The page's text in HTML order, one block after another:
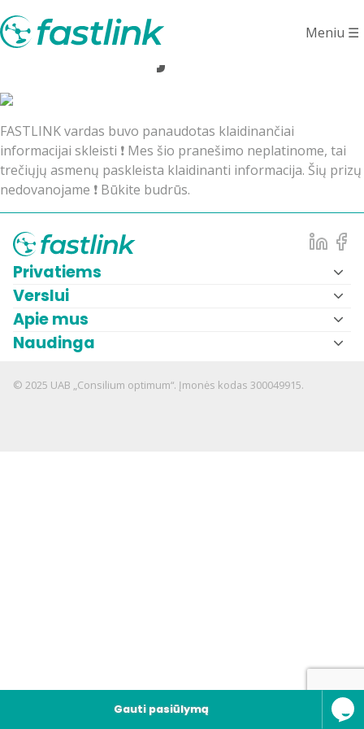
Meniu ☰
Dėmesio! Klaidinanti
informacija.
FASTLINK vardas buvo panaudotas klaidinančiai
informacijai skleisti ❗ Mes šio pranešimo neplatinome, tai
trečiųjų asmenų paskleista klaidinanti informacija. Šių prizų
nedovanojame ❗ Būkite budrūs.
Privatiems
Verslui
Apie mus
Naudinga
© 2025 UAB „Consilium optimum“. Įmonės kodas 300049915.
Gauti pasiūlymą